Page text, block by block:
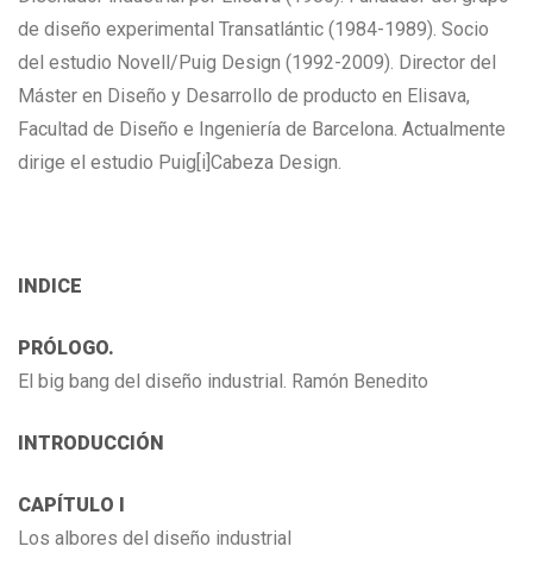
de diseño experimental Transatlántic (1984-1989). Socio
del estudio Novell/Puig Design (1992-2009). Director del
Máster en Diseño y Desarrollo de producto en Elisava,
Facultad de Diseño e Ingeniería de Barcelona. Actualmente
dirige el estudio Puig[i]Cabeza Design.
INDICE
PRÓLOGO.
El big bang del diseño industrial. Ramón Benedito
INTRODUCCIÓN
CAPÍTULO I
Los albores del diseño industrial